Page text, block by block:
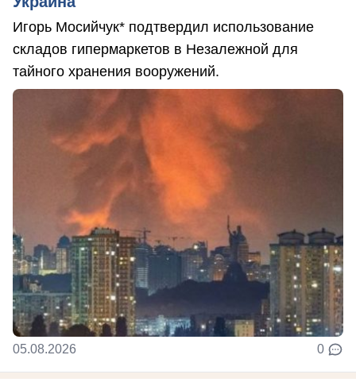
Игорь Мосийчук* подтвердил использование
складов гипермаркетов в Незалежной для
тайного хранения вооружений.
05.08.2026 0